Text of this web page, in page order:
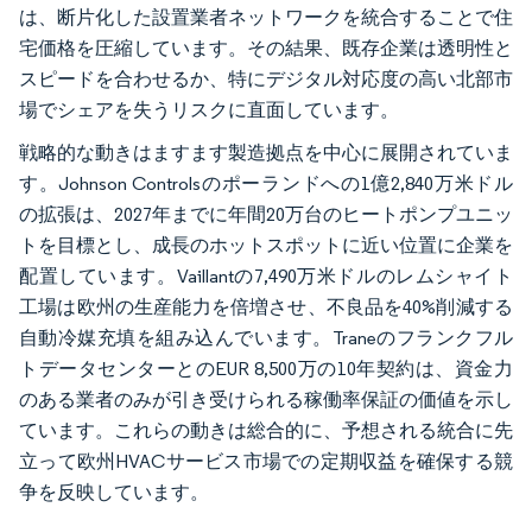
は、断片化した設置業者ネットワークを統合することで住
宅価格を圧縮しています。その結果、既存企業は透明性と
スピードを合わせるか、特にデジタル対応度の高い北部市
場でシェアを失うリスクに直面しています。
戦略的な動きはますます製造拠点を中心に展開されていま
す。Johnson Controlsのポーランドへの1億2,840万米ドル
の拡張は、2027年までに年間20万台のヒートポンプユニッ
トを目標とし、成長のホットスポットに近い位置に企業を
配置しています。Vaillantの7,490万米ドルのレムシャイト
工場は欧州の生産能力を倍増させ、不良品を40%削減する
自動冷媒充填を組み込んでいます。Traneのフランクフル
トデータセンターとのEUR 8,500万の10年契約は、資金力
のある業者のみが引き受けられる稼働率保証の価値を示し
ています。これらの動きは総合的に、予想される統合に先
立って欧州HVACサービス市場での定期収益を確保する競
争を反映しています。